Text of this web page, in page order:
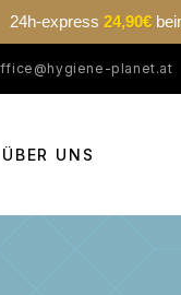
24,90€beim Einkauf
planet.at
ÜBER UNS